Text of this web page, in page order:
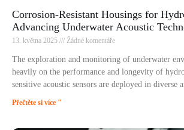
Corrosion-Resistant Housings for
Advancing Underwater Acoustic
13. května 2025 Žádné komentáře
The exploration and monitoring of underwater
heavily on the performance and longevity of
sensitive acoustic sensors are deployed in diverse
Přečtěte si více "